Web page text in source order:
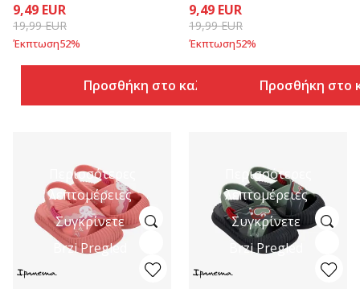
9,49 EUR
19,99EUR
Έκπτωση52%
Προσθήκη στο καλάθι
9,49 EUR
19,99EUR
Έκπτωση52%
Προσθήκη στο
Περισσότερες
λεπτομέρειες
Συγκρίνετε
Brzi Pregled
Περισσότερες
λεπτομέρειες
Συγκρίνετε
Brzi Pregled